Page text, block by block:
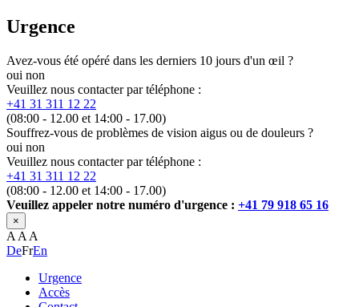
Urgence
Avez-vous été opéré dans les derniers 10 jours d'un œil ?
oui non
Veuillez nous contacter par téléphone :
+41 31 311 12 22
(08:00 - 12.00 et 14:00 - 17.00)
Souffrez-vous de problèmes de vision aigus ou de douleurs ?
oui non
Veuillez nous contacter par téléphone :
+41 31 311 12 22
(08:00 - 12.00 et 14:00 - 17.00)
Veuillez appeler notre numéro d'urgence : +41 79 918 65 16
×
A A A
DeFrEn
Urgence
Accès